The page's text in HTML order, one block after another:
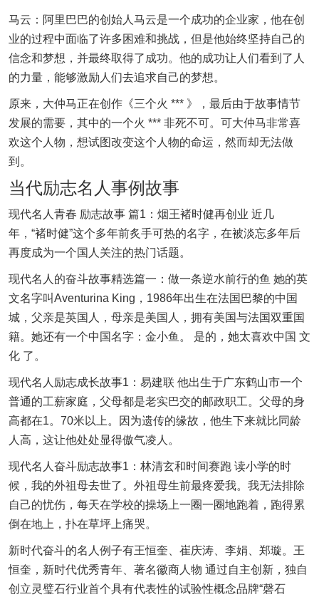
马云：阿里巴巴的创始人马云是一个成功的企业家，他在创
业的过程中面临了许多困难和挑战，但是他始终坚持自己的
信念和梦想，并最终取得了成功。他的成功让人们看到了人
的力量，能够激励人们去追求自己的梦想。
原来，大仲马正在创作《三个火 *** 》，最后由于故事情节
发展的需要，其中的一个火 *** 非死不可。可大仲马非常喜
欢这个人物，想试图改变这个人物的命运，然而却无法做
到。
当代励志名人事例故事
现代名人青春 励志故事 篇1：烟王褚时健再创业 近几
年，“褚时健”这个多年前炙手可热的名字，在被淡忘多年后
再度成为一个国人关注的热门话题。
现代名人的奋斗故事精选篇一：做一条逆水前行的鱼 她的英
文名字叫Aventurina King，1986年出生在法国巴黎的中国
城，父亲是英国人，母亲是美国人，拥有美国与法国双重国
籍。她还有一个中国名字：金小鱼。 是的，她太喜欢中国 文
化 了。
现代名人励志成长故事1：易建联 他出生于广东鹤山市一个
普通的工薪家庭，父母都是老实巴交的邮政职工。父母的身
高都在1。70米以上。因为遗传的缘故，他生下来就比同龄
人高，这让他处处显得傲气凌人。
现代名人奋斗励志故事1：林清玄和时间赛跑 读小学的时
候，我的外祖母去世了。外祖母生前最疼爱我。我无法排除
自己的忧伤，每天在学校的操场上一圈一圈地跑着，跑得累
倒在地上，扑在草坪上痛哭。
新时代奋斗的名人例子有王恒奎、崔庆涛、李娟、郑璇。王
恒奎，新时代优秀青年、著名徽商人物 通过自主创新，独自
创立灵璧石行业首个具有代表性的试验性概念品牌“磬石